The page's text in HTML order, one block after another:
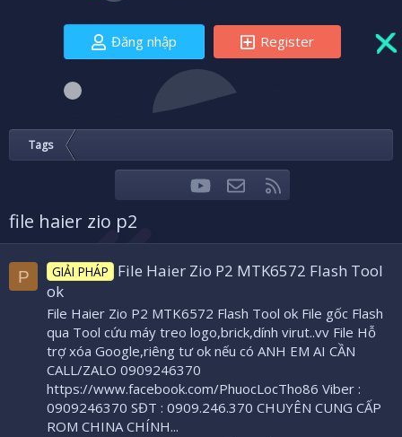
Đăng nhập Register
Tags
FacebookTwitteryoutubeLiên hệ
file haier zio p2
P GIẢI PHÁP
File Haier Zio P2 MTK6572 Flash Tool
ok
File Haier Zio P2 MTK6572 Flash Tool ok File gốc Flash
qua Tool cứu máy treo logo,brick,dính virut..vv File Hỗ
trợ xóa Google,riêng tư ok nếu có ANH EM AI CẦN
CALL/ZALO 0909246370
https://www.facebook.com/PhuocLocTho86 Viber :
0909246370 SĐT : 0909.246.370 CHUYÊN CUNG CẤP
ROM CHINA CHÍNH...